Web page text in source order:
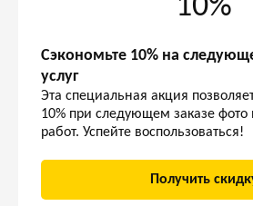
10%
Сэкономьте 10% на
услуг
Эта специальная акция
10% при следующем заказе фото
работ. Успейте воспользоваться!
Получить